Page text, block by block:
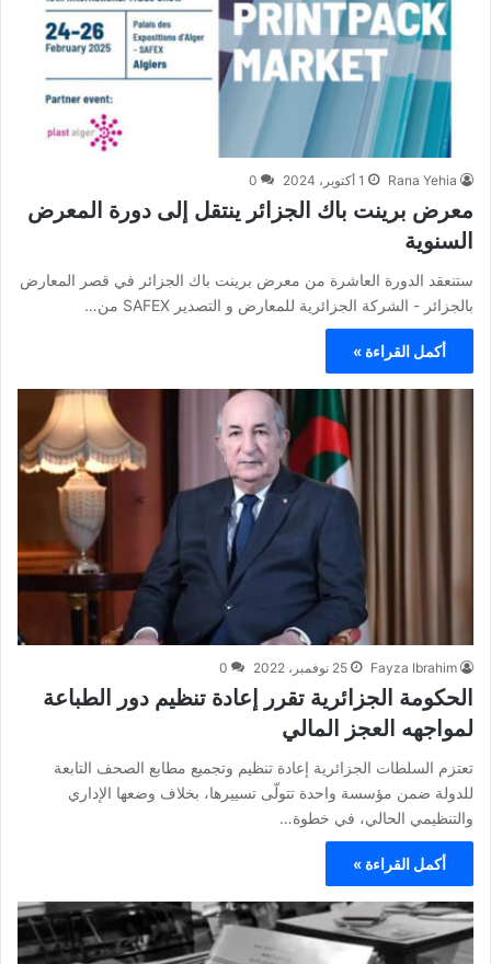
Rana Yehia 1 أكتوبر، 2024 0
معرض برينت باك الجزائر ينتقل إلى دورة المعرض
السنوية
ستنعقد الدورة العاشرة من معرض برينت باك الجزائر في قصر المعارض
بالجزائر - الشركة الجزائرية للمعارض و التصدير SAFEX من…
أكمل القراءة »
Fayza Ibrahim 25 نوفمبر، 2022 0
الحكومة الجزائرية تقرر إعادة تنظيم دور الطباعة
لمواجهه العجز المالي
تعتزم السلطات الجزائرية إعادة تنظيم وتجميع مطابع الصحف التابعة
للدولة ضمن مؤسسة واحدة تتولّى تسييرها، بخلاف وضعها الإداري
والتنظيمي الحالي، في خطوة…
أكمل القراءة »